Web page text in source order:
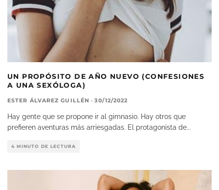
UN PROPÓSITO DE AÑO NUEVO (CONFESIONES
A UNA SEXÓLOGA)
ESTER ÁLVAREZ GUILLÉN · 30/12/2022
Hay gente que se propone ir al gimnasio. Hay otros que
prefieren aventuras más arriesgadas. El protagonista de...
4 MINUTO DE LECTURA